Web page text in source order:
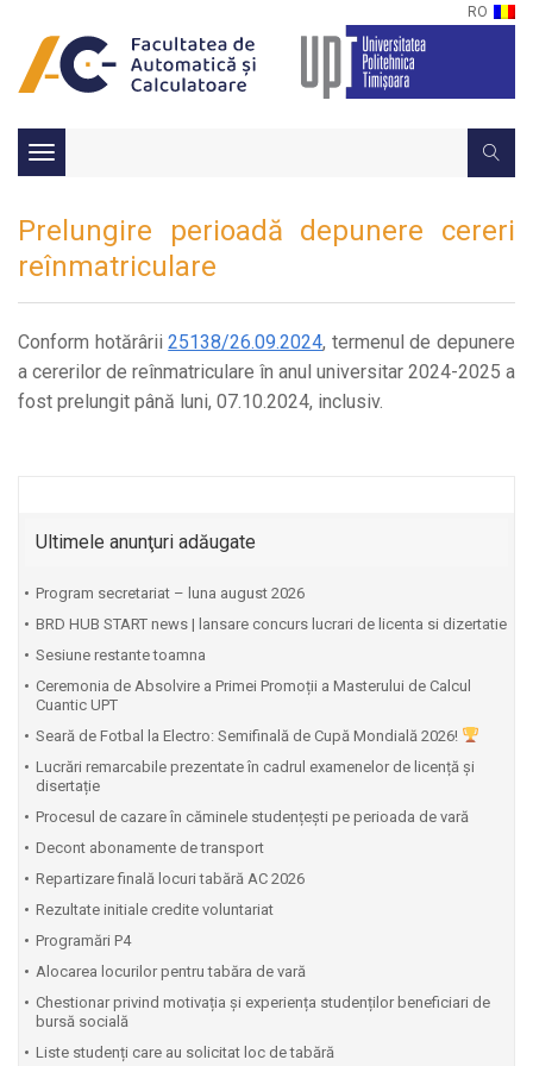
RO
Toggle
navigation
Prelungire perioadă depunere cereri
reînmatriculare
Conform hotărârii25138/26.09.2024, termenul de depunere
a cererilor de reînmatriculare în anul universitar 2024-2025 a
fost prelungit până luni, 07.10.2024, inclusiv.
Ultimele anunţuri adăugate
Program secretariat – luna august 2026
BRD HUB START news | lansare concurs lucrari de licenta si dizertatie
Sesiune restante toamna
Ceremonia de Absolvire a Primei Promoții a Masterului de Calcul
Cuantic UPT
⁠Seară de Fotbal la Electro: Semifinală de Cupă Mondială 2026!
Lucrări remarcabile prezentate în cadrul examenelor de licență și
disertație
Procesul de cazare în căminele studențești pe perioada de vară
Decont abonamente de transport
Repartizare finală locuri tabără AC 2026
Rezultate initiale credite voluntariat
Programări P4
Alocarea locurilor pentru tabăra de vară
Chestionar privind motivația și experiența studenților beneficiari de
bursă socială
Liste studenți care au solicitat loc de tabără